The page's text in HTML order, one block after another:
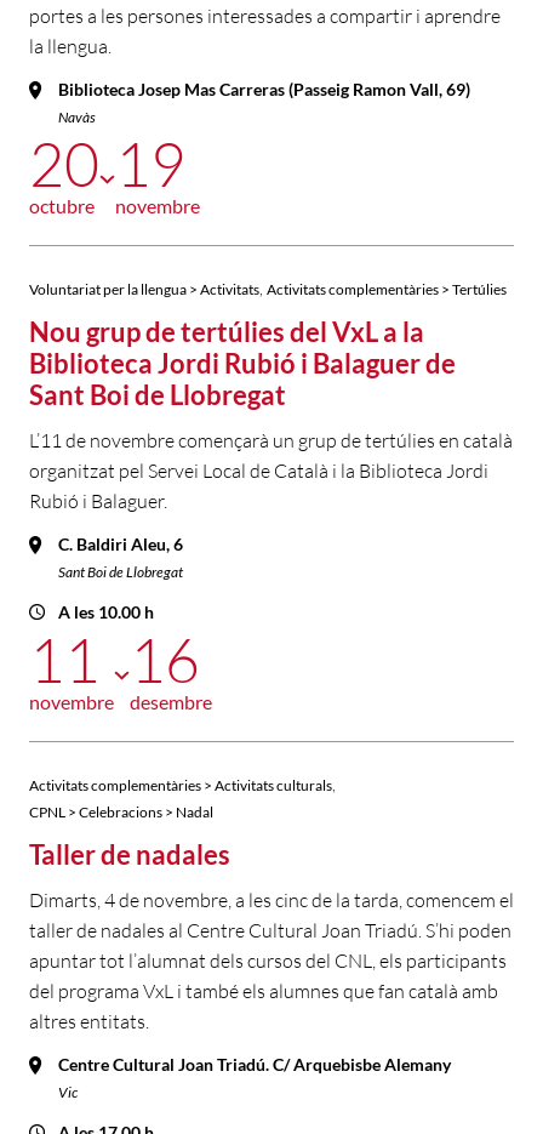
portes a les persones interessades a compartir i aprendre
la llengua.
Biblioteca Josep Mas Carreras (Passeig Ramon Vall, 69)
Navàs
20
octubre
19
novembre
Voluntariat per la llengua > Activitats Activitats complementàries > Tertúlies
Nou grup de tertúlies del VxL a la
Biblioteca Jordi Rubió i Balaguer de
Sant Boi de Llobregat
L’11 de novembre començarà un grup de tertúlies en català
organitzat pel Servei Local de Català i la Biblioteca Jordi
Rubió i Balaguer.
C. Baldiri Aleu, 6
Sant Boi de Llobregat
A les 10.00 h
11
novembre
16
desembre
Activitats complementàries > Activitats culturals
CPNL > Celebracions > Nadal
Taller de nadales
Dimarts, 4 de novembre, a les cinc de la tarda, comencem el
taller de nadales al Centre Cultural Joan Triadú. S’hi poden
apuntar tot l’alumnat dels cursos del CNL, els participants
del programa VxL i també els alumnes que fan català amb
altres entitats.
Centre Cultural Joan Triadú. C/ Arquebisbe Alemany
Vic